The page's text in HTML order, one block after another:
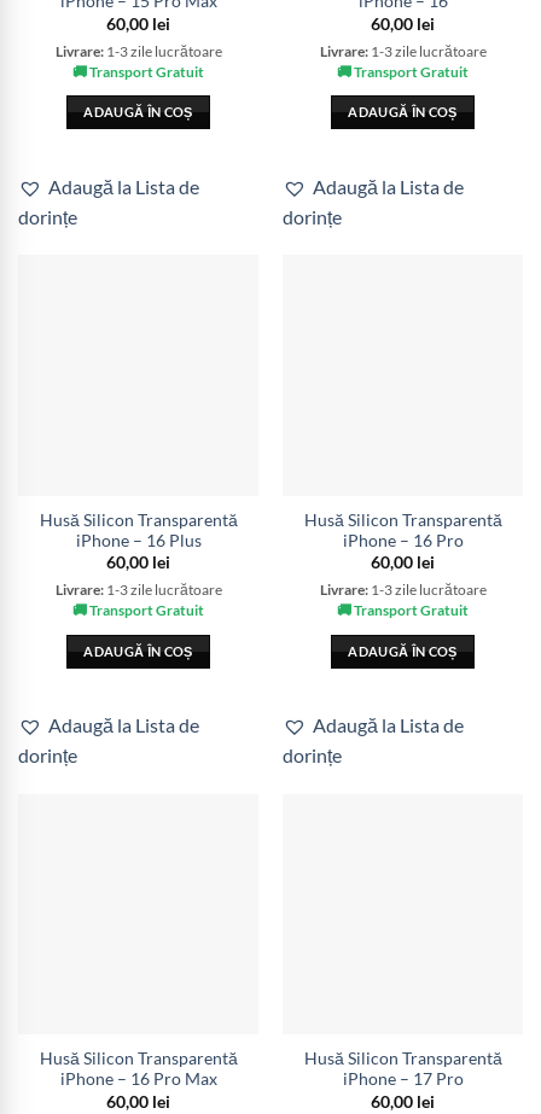
60,00 lei
Livrare:1-3 zile lucrătoare
🚚 Transport Gratuit
ADAUGĂ ÎN COȘ
Adaugă la Lista de
dorințe
60,00 lei
Livrare:1-3 zile lucrătoare
🚚 Transport Gratuit
ADAUGĂ ÎN COȘ
Adaugă la Lista de
dorințe
Husă Silicon Transparentă
iPhone – 16 Plus
60,00 lei
Livrare:1-3 zile lucrătoare
🚚 Transport Gratuit
ADAUGĂ ÎN COȘ
Adaugă la Lista de
dorințe
Husă Silicon Transparentă
iPhone – 16 Pro
60,00 lei
Livrare:1-3 zile lucrătoare
🚚 Transport Gratuit
ADAUGĂ ÎN COȘ
Adaugă la Lista de
dorințe
Husă Silicon Transparentă
iPhone – 16 Pro Max
60,00 lei
Husă Silicon Transparentă
iPhone – 17 Pro
60,00 lei